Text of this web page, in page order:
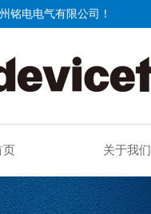
铭电电气有限公司！
页 关于我们